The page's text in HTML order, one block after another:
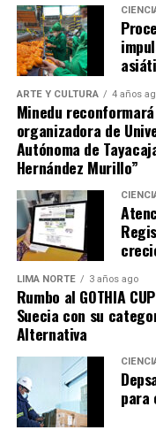
para recuperarse de
ante Los Chankas,
escape.
Source link
Comparte esto:
ARTE Y CULTURA 4 años
Minedu
organizadora de
Autónoma de
Hernández Murillo”
LIMA NORTE 3 años ago
Rumbo al GOTHIA
Suecia con su
Alternativa
para